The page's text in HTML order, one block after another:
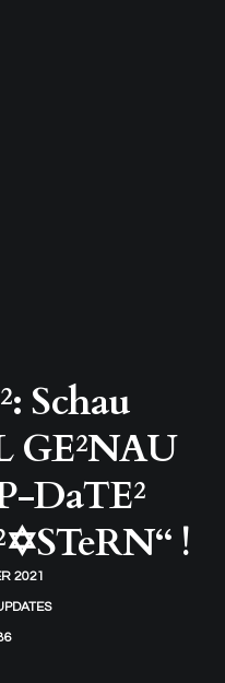
Schau
DaTE²
!
2021